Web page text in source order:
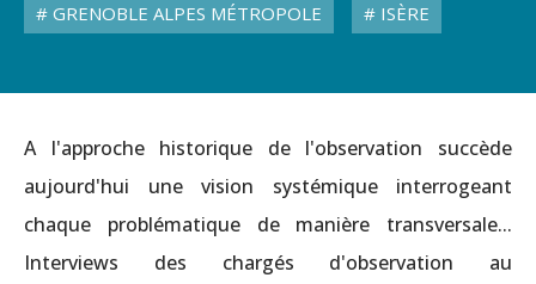
GRENOBLE ALPES MÉTROPOLE ISÈRE
A l'approche historique de l'observation succède
aujourd'hui une vision systémique interrogeant
chaque problématique de manière transversale...
Interviews des chargés d'observation au